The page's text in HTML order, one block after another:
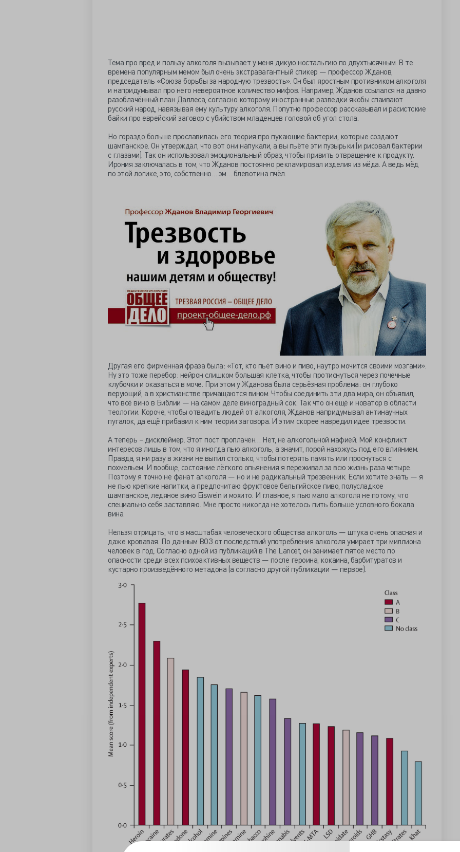
Тема про вред и пользу алкоголя вызывает у меня дикую ностальгию по двухтысячным. В те
времена популярным мемом был очень экстравагантный спикер — профессор Жданов,
председатель «Союза борьбы за народную трезвость». Он был яростным противником алкоголя
и напридумывал про него невероятное количество мифов. Например, Жданов ссылался на давно
разоблачённый план Даллеса, согласно которому иностранные разведки якобы спаивают
русский народ, навязывая ему культуру алкоголя. Попутно профессор рассказывал и расистские
байки про еврейский заговор с убийством младенцев головой об угол стола.
Но гораздо больше прославилась его теория про пукающие бактерии, которые создают
шампанское. Он утверждал, что вот они напукали, а вы пьёте эти пузырьки (и рисовал бактерии
с глазами). Так он использовал эмоциональный образ, чтобы привить отвращение к продукту.
Ирония заключалась в том, что Жданов постоянно рекламировал изделия из мёда. А ведь мёд
по этой логике, это, собственно… эм… блевотина пчёл.
Другая его фирменная фраза была: «Тот, кто пьёт вино и пиво, наутро мочится своими мозгами».
Ну это тоже перебор: нейрон слишком большая клетка, чтобы протиснуться через почечные
клубочки и оказаться в моче. При этом у Жданова была серьёзная проблема: он глубоко
верующий, а в христианстве причащаются вином. Чтобы соединить эти два мира, он объявил,
что всё вино в Библии — на самом деле виноградный сок. Так что он ещё и новатор в области
теологии. Короче, чтобы отвадить людей от алкоголя, Жданов напридумывал антинаучных
пугалок, да ещё прибавил к ним теории заговора. И этим скорее навредил идее трезвости.
А теперь – дисклеймер. Этот пост проплачен… Нет, не алкогольной мафией. Мой конфликт
интересов лишь в том, что я иногда пью алкоголь, а значит, порой нахожусь под его влиянием.
Правда, я ни разу в жизни не выпил столько, чтобы потерять память или проснуться с
похмельем. И вообще, состояние лёгкого опьянения я переживал за всю жизнь раза четыре.
Поэтому я точно не фанат алкоголя — но и не радикальный трезвенник. Если хотите знать — я
не пью крепкие напитки, а предпочитаю фруктовое бельгийское пиво, полусладкое
шампанское, ледяное вино Eiswein и мохито. И главное, я пью мало алкоголя не потому, что
специально себя заставляю. Мне просто никогда не хотелось пить больше условного бокала
вина.
Нельзя отрицать, что в масштабах человеческого общества алкоголь — штука очень опасная и
даже кровавая. По данным ВОЗ от последствий употребления алкоголя умирает три миллиона
человек в год. Согласно одной из публикаций в The Lancet, он занимает пятое место по
опасности среди всех психоактивных веществ — после героина, кокаина, барбитуратов и
кустарно произведённого метадона (а согласно другой публикации — первое).